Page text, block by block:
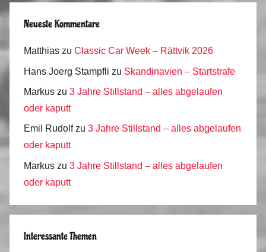
Neueste Kommentare
Matthias zu Classic Car Week – Rättvik 2026
Hans Joerg Stampfli zu Skandinavien – Startstrafe
Markus zu 3 Jahre Stillstand – alles abgelaufen
oder kaputt
Emil Rudolfzu 3 Jahre Stillstand – alles abgelaufen
oder kaputt
Markus zu 3 Jahre Stillstand – alles abgelaufen
oder kaputt
Interessante Themen